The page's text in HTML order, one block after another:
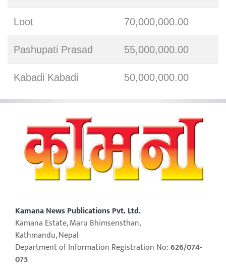
Loot 70,000,000.00
Pashupati Prasad 55,000,000.00
Kabadi Kabadi 50,000,000.00
Kamana News Publications Pvt. Ltd.
Kamana Estate, Maru Bhimsensthan,
Kathmandu, Nepal
Department of Information Registration No:626/074-
075